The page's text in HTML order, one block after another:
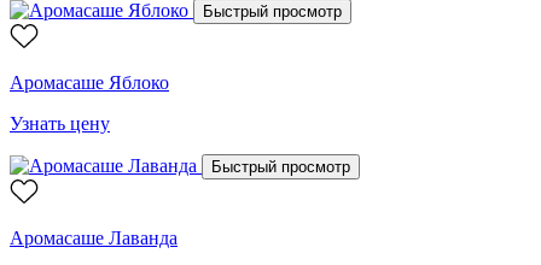
Быстрый просмотр
Аромасаше Яблоко
Узнать цену
Быстрый просмотр
Аромасаше Лаванда